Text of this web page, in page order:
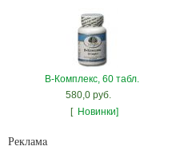
В-Комплекс, 60 табл.
580,0 руб.
[ Новинки]
Рекламa